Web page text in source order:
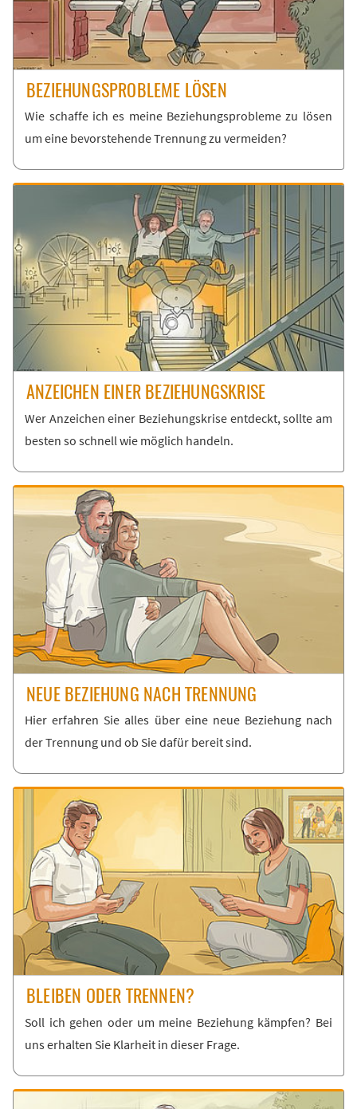
BE­ZIE­HUNGS­PRO­BLE­ME LÖ­SEN
Wie schaf­fe ich es mei­ne Be­zie­hungs­pro­ble­me zu lö­sen
um ei­ne be­vor­ste­hen­de Tren­nung zu ver­mei­den?
AN­ZEI­CHEN EI­NER BE­ZIE­HUNGS­KRI­SE
Wer An­zei­chen ei­ner Be­zie­hungs­kri­se ent­deckt, soll­te am
bes­ten so schnell wie mög­lich han­deln.
NEUE BE­ZIE­HUNG NACH TREN­NUNG
Hier er­fah­ren Sie al­les über ei­ne neue Be­zie­hung nach
der Tren­nung und ob Sie da­für be­reit sind.
BLEI­BEN ODER TREN­NEN?
Soll ich ge­hen oder um mei­ne Be­zie­hung kämp­fen? Bei
uns er­hal­ten Sie Klar­heit in die­ser Fra­ge.